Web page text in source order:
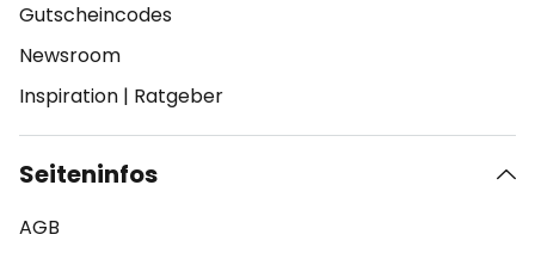
Gutscheincodes
Newsroom
Inspiration | Ratgeber
Seiteninfos
AGB